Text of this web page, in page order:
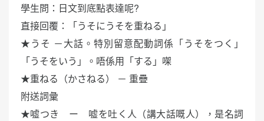
學生問：日文到底點表達呢?
直接回覆：「うそにうそを重ねる」
★うそ －大話。特別留意配動詞係「うそをつく」
「うそをいう」。唔係用「する」㗎
★重ねる（かさねる） － 重疊
附送詞彙
★嘘つき ー 嘘を吐く人（講大話嘅人），是名詞